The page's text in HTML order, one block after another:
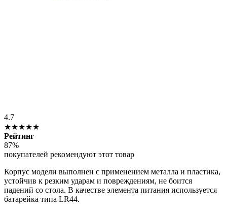
4.7
★★★★★
Рейтинг
87%
покупателей рекомендуют этот товар
Корпус модели выполнен с применением металла и пластика,
устойчив к резким ударам и повреждениям, не боится
падений со стола. В качестве элемента питания используется
батарейка типа LR44.